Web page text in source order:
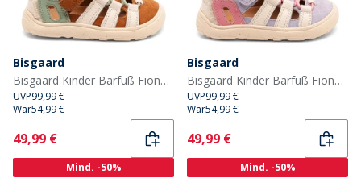
Bisgaard
Bisgaard Kinder Barfuß Fiona Schuhe Cacao
UVP99,99 €
War54,99 €
Current
49,99 €
Mind. -50%
Bisgaard
Bisgaard Kinder Barfuß Fiona Schuhe Violet
UVP99,99 €
War54,99 €
Current
49,99 €
Mind. -50%